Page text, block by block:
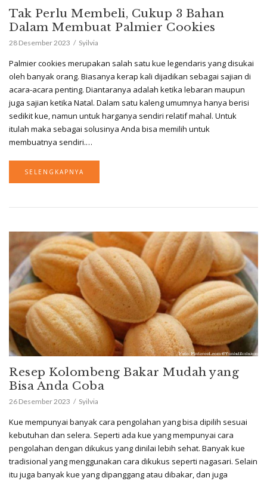
Tak Perlu Membeli, Cukup 3 Bahan
Dalam Membuat Palmier Cookies
28 Desember 2023 Syilvia
Palmier cookies merupakan salah satu kue legendaris yang disukai
oleh banyak orang. Biasanya kerap kali dijadikan sebagai sajian di
acara-acara penting. Diantaranya adalah ketika lebaran maupun
juga sajian ketika Natal. Dalam satu kaleng umumnya hanya berisi
sedikit kue, namun untuk harganya sendiri relatif mahal. Untuk
itulah maka sebagai solusinya Anda bisa memilih untuk
membuatnya sendiri.…
SELENGKAPNYA
Resep Kolombeng Bakar Mudah yang
Bisa Anda Coba
26 Desember 2023 Syilvia
Kue mempunyai banyak cara pengolahan yang bisa dipilih sesuai
kebutuhan dan selera. Seperti ada kue yang mempunyai cara
pengolahan dengan dikukus yang dinilai lebih sehat. Banyak kue
tradisional yang menggunakan cara dikukus seperti nagasari. Selain
itu juga banyak kue yang dipanggang atau dibakar, dan juga